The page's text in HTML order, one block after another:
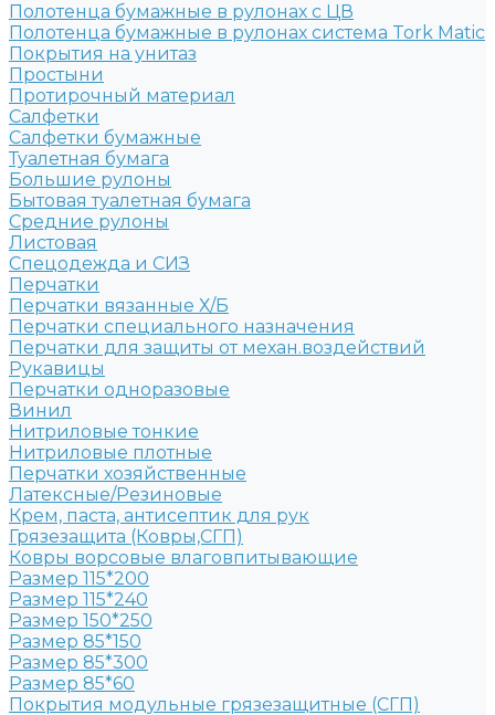
Полотенца бумажные в рулонах с ЦВ
Полотенца бумажные в рулонах система Tork Matic
Покрытия на унитаз
Простыни
Протирочный материал
Салфетки
Салфетки бумажные
Туалетная бумага
Большие рулоны
Бытовая туалетная бумага
Средние рулоны
Листовая
Спецодежда и СИЗ
Перчатки
Перчатки вязанные Х/Б
Перчатки специального назначения
Перчатки для защиты от механ.воздействий
Рукавицы
Перчатки одноразовые
Винил
Нитриловые тонкие
Нитриловые плотные
Перчатки хозяйственные
Латексные/Резиновые
Крем, паста, антисептик для рук
Грязезащита (Ковры,СГП)
Ковры ворсовые влаговпитывающие
Размер 115*200
Размер 115*240
Размер 150*250
Размер 85*150
Размер 85*300
Размер 85*60
Покрытия модульные грязезащитные (СГП)